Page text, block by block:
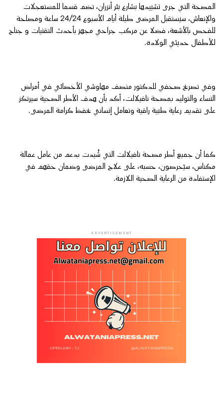
المصحة التي جرى تشييدها بشارع بئر أنزران، تضم قسما للمستعجلات
والإنعاش، سيستقبل المرضى طيلة أيام الأسبوع 24/24 ساعة ومصلحة
للفحص بالأشعة، فضلا عن مركب جراحي مجهز بأحدث التقنيات و جناح
للأطفال حديثي الولادة.
وفي تصريح صحفي للدكتور منصف مهاوشي الأخصائي في أمراض
النساء والتوليد بمصحة تافيلالت، أكد بأن هدف الأطر الصحية سيرتكز
على تقديم رعاية طبية راقية وتعامل إنساني يحفظ كرامة المرضى.
كما أن جميع أطر مصحة تافيلالت التي شُيدت بدعم من عامل عمالة
مكناس، سيَحرصون، حسبه، على علاج المرضى وضمان حقهم في
الإستفادة من الرعاية الصحية اللازمة.
ADVERTISEMENT